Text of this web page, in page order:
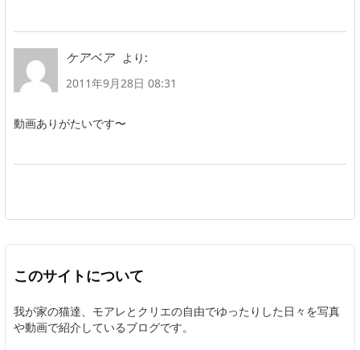
ケアベア
より:
2011年9月28日 08:31
動画ありがたいです〜
このサイトについて
我が家の猫達、モアレとクリエの自由でゆったりした日々を写真
や動画で紹介しているブログです。